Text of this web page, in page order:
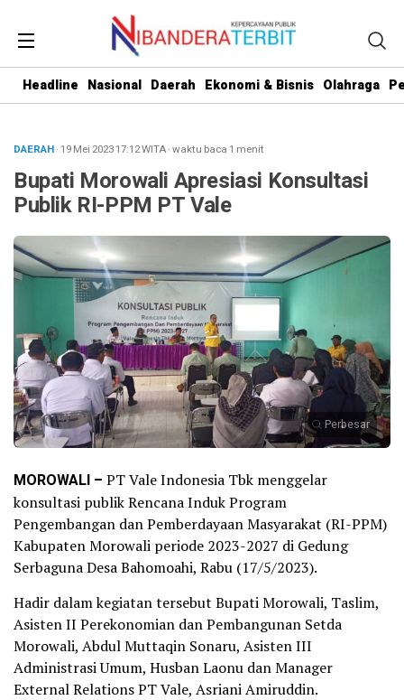
Headline Nasional Daerah Ekonomi & Bisnis Olahraga
DAERAH· 19 Mei 202317:12WITA·waktu baca 1 menit
Bupati Morowali Apresiasi Konsultasi
Publik RI-PPM PT Vale
Perbesar
MOROWALI – PT Vale Indonesia Tbk menggelar
konsultasi publik Rencana Induk Program
Pengembangan dan Pemberdayaan Masyarakat (RI-PPM)
Kabupaten Morowali periode 2023-2027 di Gedung
Serbaguna Desa Bahomoahi, Rabu (17/5/2023).
Hadir dalam kegiatan tersebut Bupati Morowali, Taslim,
Asisten II Perekonomian dan Pembangunan Setda
Morowali, Abdul Muttaqin Sonaru, Asisten III
Administrasi Umum, Husban Laonu dan Manager
External Relations PT Vale, Asriani Amiruddin.